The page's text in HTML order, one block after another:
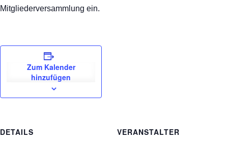
Mitgliederversammlung ein.
Zum Kalender
hinzufügen
DETAILS
VERANSTALTER